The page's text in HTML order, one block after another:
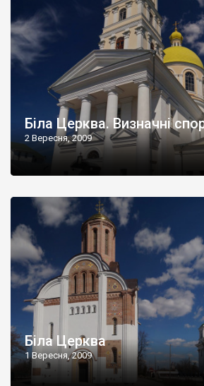
Біла Церква. Визначні
2 Вересня, 2009
Біла Церква
1 Вересня, 2009